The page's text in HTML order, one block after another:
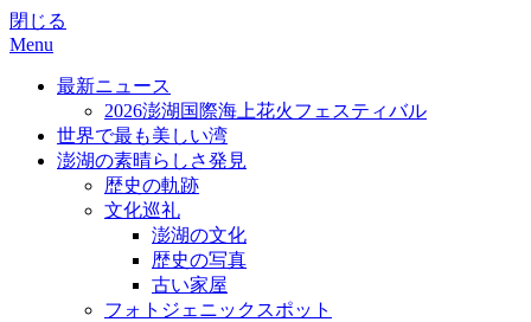
閉じる
Menu
最新ニュース
2026澎湖国際海上花火フェスティバル
世界で最も美しい湾
澎湖の素晴らしさ発見
歴史の軌跡
文化巡礼
澎湖の文化
歴史の写真
古い家屋
フォトジェニックスポット